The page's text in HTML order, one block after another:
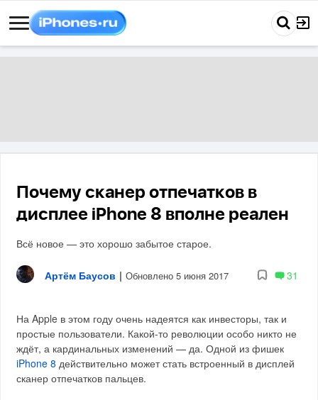
Почему сканер отпечатков в
дисплее iPhone 8 вполне реален
Всё новое — это хорошо забытое старое.
Артём Баусов | Обновлено 5 июня 2017 31
На Apple в этом году очень надеятся как инвесторы, так и
простые пользователи. Какой-то революции особо никто не
ждёт, а кардинальных изменений — да. Одной из фишек
iPhone 8 действительно может стать встроенный в дисплей
сканер отпечатков пальцев.